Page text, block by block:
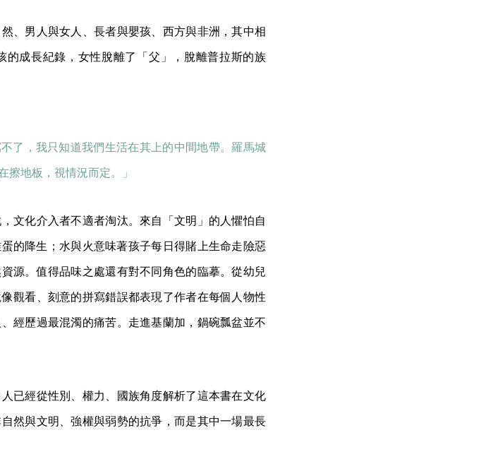
、男人與女人、長者與嬰孩、西方與非洲，其中相
成長紀錄，女性脫離了「父」，脫離普拉斯的族
了，我只知道我們生活在其上的中間地帶。羅馬城
擦地板，視情況而定。」
文化介入者不適者淘汰。來自「文明」的人懼怕自
的降生；水與火意味著孩子每日得賭上生命走險惡
源。值得品味之處還有對不同角色的臨摹。從幼兒
觀看、刻意的拼寫錯誤都表現了作者在每個人物性
經歷過最混濁的痛苦。走進基蘭加，鍋碗瓢盆並不
已經從性別、權力、國族角度解析了這本書在文化
然與文明、強權與弱勢的抗爭，而是其中一場最長